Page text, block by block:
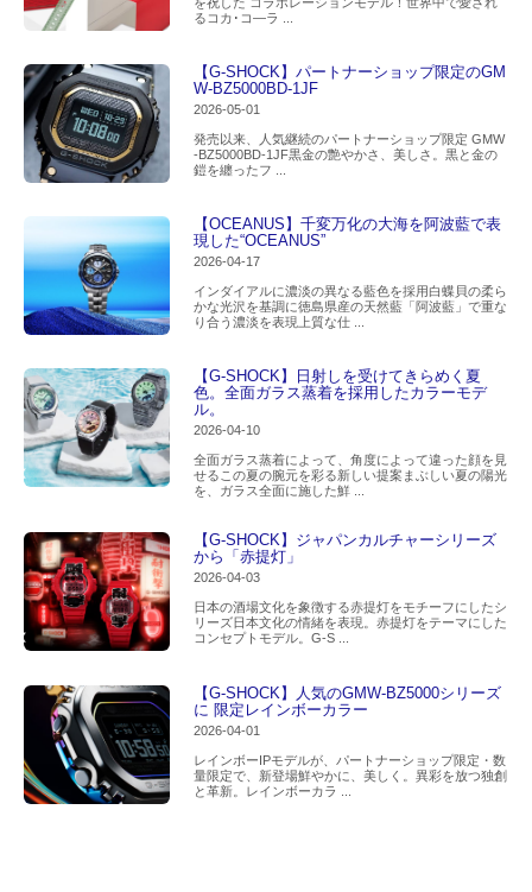
るコカ･コ―ラ ...
【G-SHOCK】パートナーショップ限定のGM
W-BZ5000BD-1JF
2026-05-01
発売以来、人気継続のパートナーショップ限定 GMW
-BZ5000BD-1JF黒金の艶やかさ、美しさ。黒と金の
鎧を纏ったフ ...
【OCEANUS】千変万化の大海を阿波藍で表
現した“OCEANUS”
2026-04-17
インダイアルに濃淡の異なる藍色を採用白蝶貝の柔ら
かな光沢を基調に徳島県産の天然藍「阿波藍」で重な
り合う濃淡を表現上質な仕 ...
【G-SHOCK】日射しを受けてきらめく夏
色。全面ガラス蒸着を採用したカラーモデ
ル。
2026-04-10
全面ガラス蒸着によって、角度によって違った顔を見
せるこの夏の腕元を彩る新しい提案まぶしい夏の陽光
を、ガラス全面に施した鮮 ...
【G-SHOCK】ジャパンカルチャーシリーズ
から「赤提灯」
2026-04-03
日本の酒場文化を象徴する赤提灯をモチーフにしたシ
リーズ日本文化の情緒を表現。赤提灯をテーマにした
コンセプトモデル。G-S ...
【G-SHOCK】人気のGMW-BZ5000シリーズ
に 限定レインボーカラー
2026-04-01
レインボーIPモデルが、パートナーショップ限定・数
量限定で、新登場鮮やかに、美しく。異彩を放つ独創
と革新。レインボーカラ ...